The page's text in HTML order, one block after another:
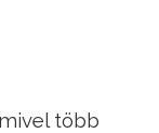
több